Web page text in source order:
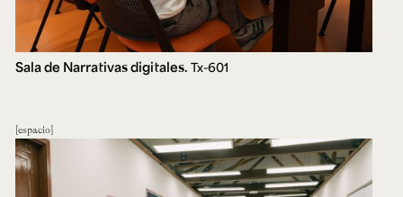
Sala de Narrativas digitales. Tx-601
espacio